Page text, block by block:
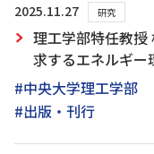
2025.11.27 研究
理工学部特任教授
求するエネルギー
#中央大学理工学部
#出版・刊行